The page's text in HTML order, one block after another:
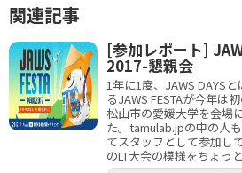
関連記事
[参加レポート]
2017-懇親会
1年に1度、JAWS DAYS
るJAWS FESTAが今年は
松山市の愛媛大学を会場
た。tamulab.jpの中の人
てスタッフとして参加し
のLT大会の模様をちょっと